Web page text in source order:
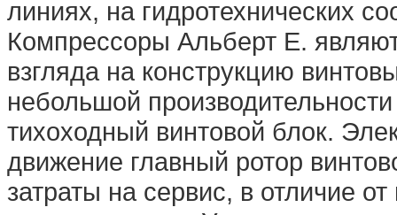
линиях, на гидротехнических
Компрессоры Альберт E.
взгляда на конструкцию
небольшой
тихоходный винтовой блок.
движение главный ротор
затраты на сервис, в отличие